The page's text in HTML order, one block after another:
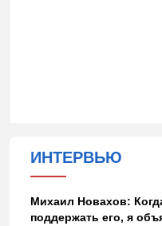
ИНТЕРВЬЮ
Михаил Новахов:
поддержать его, я